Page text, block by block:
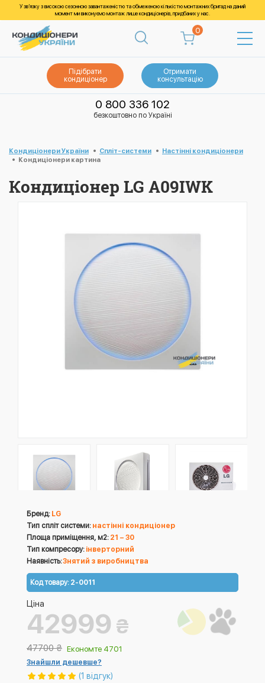
У зв’язку з високою сезонною завантаженістю та обмеженою кількістю монтажних бригад на даний
момент ми виконуємо монтаж лише кондиціонерів, придбаних у нас.
0
Підібрати
кондиціонер
Отримати
консультацію
0 800 336 102
безкоштовно по Україні
Кондиціонери України Спліт-системи
Настінні кондиціонери
Кондиціонери картина
Кондиціонер LG A09IWK
Бренд: LG
Тип спліт системи: настінні кондиціонер
Площа приміщення, м2: 21 – 30
Тип компресору: інверторний
Наявність:Знятий з виробництва
Код товару: 2-0011
Ціна
42999 ₴
47700₴ Економте 4701
Знайшли дешевше?
(1 відгук)